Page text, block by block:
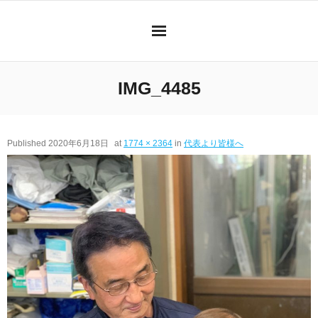
IMG_4485
Published 2020年6月18日 at 1774 × 2364 in 代表より皆様へ